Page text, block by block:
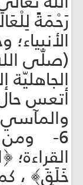
رَحْمَةً
(صلّى
أتعس
6- ومن
خَلَقَ﴾ ،